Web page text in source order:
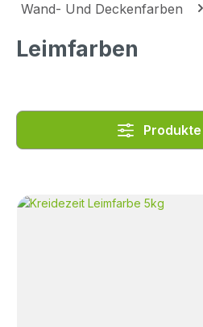
Wand- Und Deckenfarben
Leimfarben